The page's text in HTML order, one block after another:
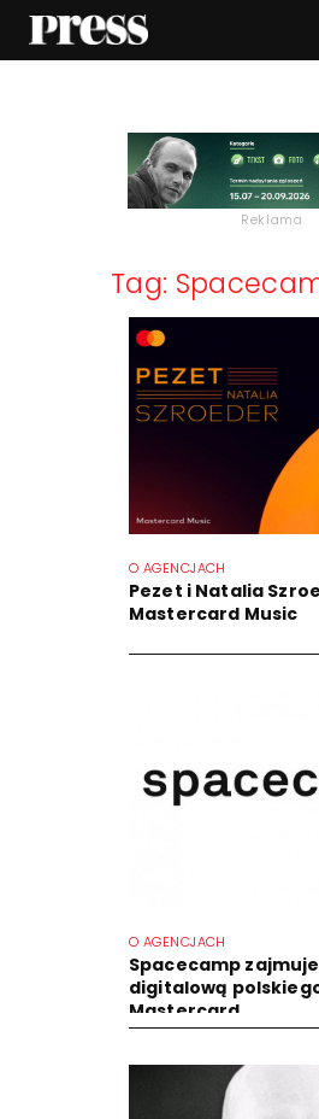
Reklama
Tag:
O AGENCJACH
Pezet i Natalia
Mastercard Music
O AGENCJACH
Spacecamp
digitalową
Mastercard